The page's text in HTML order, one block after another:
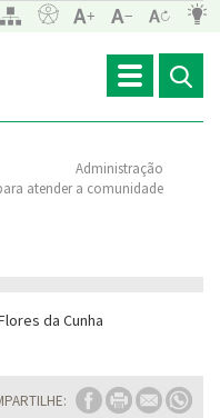
Toggle
navigation
Administração
atender a comunidade